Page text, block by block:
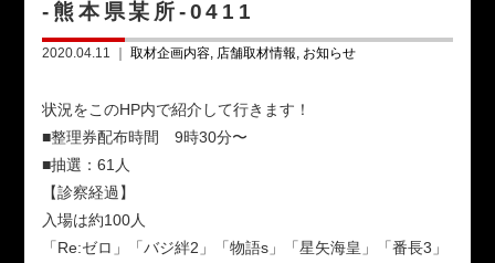
-熊本県某所-0411
2020.04.11 ｜取材企画内容 店舗取材情報 お知らせ
状況をこのHP内で紹介して行きます！
■整理券配布時間 9時30分〜
■抽選：61人
【診察経過】
入場は約100人
「Re:ゼロ」「バジ絆2」「物語s」「星矢海皇」「番長3」